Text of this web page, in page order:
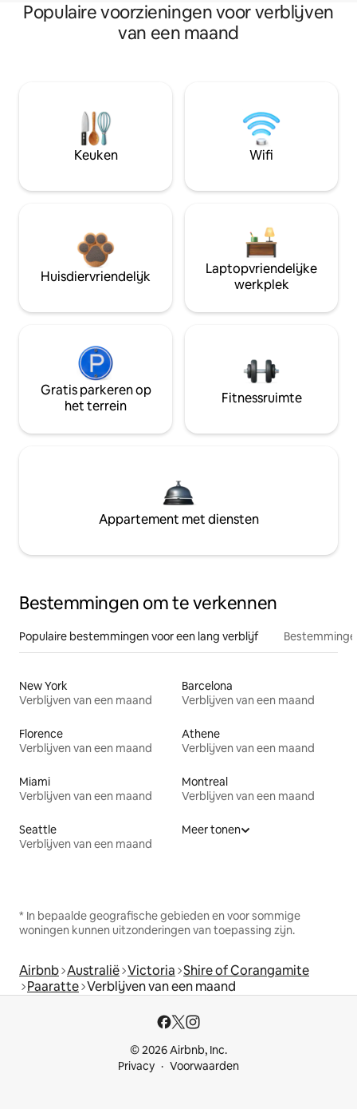
Populaire voorzieningen voor verblijven
van een maand
Keuken Wifi
Huisdiervriendelijk
Laptopvriendelijke
werkplek
Gratis parkeren op
het terrein
Fitnessruimte
Appartement met diensten
Bestemmingen om te verkennen
Populaire bestemmingen voor een lang verblijf
New York
Verblijven van een maand
Barcelona
Verblijven van een maand
Florence
Verblijven van een maand
Athene
Verblijven van een maand
Miami
Verblijven van een maand
Montreal
Verblijven van een maand
Seattle
Verblijven van een maand
Meer tonen
* In bepaalde geografische gebieden en voor sommige
woningen kunnen uitzonderingen van toepassing zijn.
Airbnb Australië Victoria Shire of Corangamite
Paaratte Verblijven van een maand
© 2026 Airbnb, Inc.
Privacy
Voorwaarden